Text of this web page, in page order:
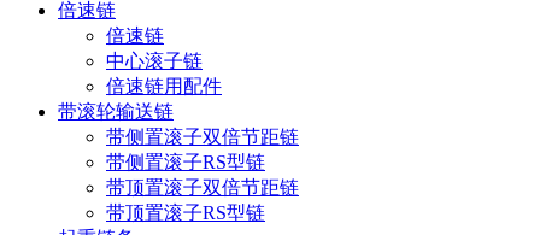
倍速链
倍速链
中心滚子链
倍速链用配件
带滚轮输送链
带侧置滚子双倍节距链
带侧置滚子RS型链
带顶置滚子双倍节距链
带顶置滚子RS型链